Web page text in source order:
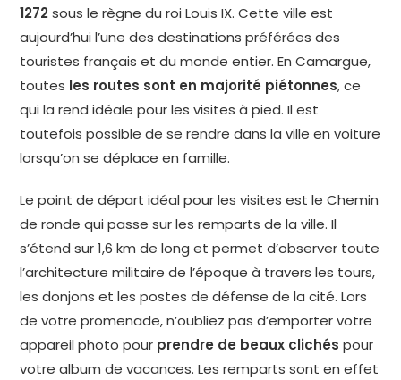
1272sous le règne du roi Louis IX. Cette ville est
aujourd’hui l’une des destinations préférées des
touristes français et du monde entier. En Camargue,
toutes les routes sont en majorité piétonnes, ce
qui la rend idéale pour les visites à pied. Il est
toutefois possible de se rendre dans la ville en voiture
lorsqu’on se déplace en famille.
Le point de départ idéal pour les visites est le Chemin
de ronde qui passe sur les remparts de la ville. Il
s’étend sur 1,6 km de long et permet d’observer toute
l’architecture militaire de l’époque à travers les tours,
les donjons et les postes de défense de la cité. Lors
de votre promenade, n’oubliez pas d’emporter votre
appareil photo pour prendre de beaux clichés pour
votre album de vacances. Les remparts sont en effet